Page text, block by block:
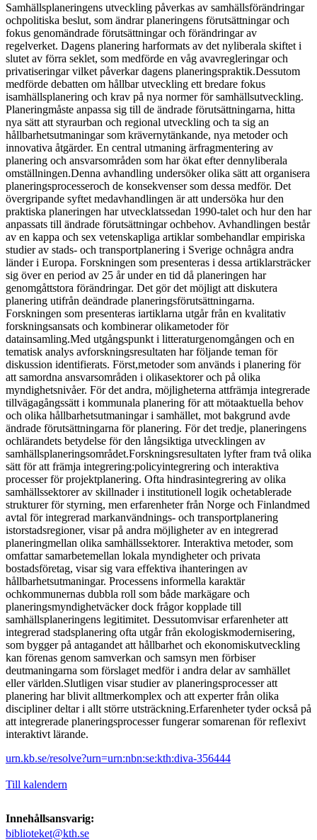
Samhällsplaneringens utveckling påverkas av samhällsförändringar
ochpolitiska beslut, som ändrar planeringens förutsättningar och
fokus genomändrade förutsättningar och förändringar av
regelverket. Dagens planering harformats av det nyliberala skiftet i
slutet av förra seklet, som medförde en våg avavregleringar och
privatiseringar vilket påverkar dagens planeringspraktik.Dessutom
medförde debatten om hållbar utveckling ett bredare fokus
isamhällsplanering och krav på nya normer för samhällsutveckling.
Planeringmåste anpassa sig till de ändrade förutsättningarna, hitta
nya sätt att styraurban och regional utveckling och ta sig an
hållbarhetsutmaningar som krävernytänkande, nya metoder och
innovativa åtgärder. En central utmaning ärfragmentering av
planering och ansvarsområden som har ökat efter dennyliberala
omställningen.Denna avhandling undersöker olika sätt att organisera
planeringsprocesseroch de konsekvenser som dessa medför. Det
övergripande syftet medavhandlingen är att undersöka hur den
praktiska planeringen har utvecklatssedan 1990-talet och hur den har
anpassats till ändrade förutsättningar ochbehov. Avhandlingen består
av en kappa och sex vetenskapliga artiklar sombehandlar empiriska
studier av stads- och transportplanering i Sverige ochnågra andra
länder i Europa. Forskningen som presenteras i dessa artiklarsträcker
sig över en period av 25 år under en tid då planeringen har
genomgåttstora förändringar. Det gör det möjligt att diskutera
planering utifrån deändrade planeringsförutsättningarna.
Forskningen som presenteras iartiklarna utgår från en kvalitativ
forskningsansats och kombinerar olikametoder för
datainsamling.Med utgångspunkt i litteraturgenomgången och en
tematisk analys avforskningsresultaten har följande teman för
diskussion identifierats. Först,metoder som används i planering för
att samordna ansvarsområden i olikasektorer och på olika
myndighetsnivåer. För det andra, möjligheterna attfrämja integrerade
tillvägagångssätt i kommunala planering för att mötaaktuella behov
och olika hållbarhetsutmaningar i samhället, mot bakgrund avde
ändrade förutsättningarna för planering. För det tredje, planeringens
ochlärandets betydelse för den långsiktiga utvecklingen av
samhällsplaneringsområdet.Forskningsresultaten lyfter fram två olika
sätt för att främja integrering:policyintegrering och interaktiva
processer för projektplanering. Ofta hindrasintegrering av olika
samhällssektorer av skillnader i institutionell logik ochetablerade
strukturer för styrning, men erfarenheter från Norge och Finlandmed
avtal för integrerad markanvändnings- och transportplanering
istorstadsregioner, visar på andra möjligheter av en integrerad
planeringmellan olika samhällssektorer. Interaktiva metoder, som
omfattar samarbetemellan lokala myndigheter och privata
bostadsföretag, visar sig vara effektiva ihanteringen av
hållbarhetsutmaningar. Processens informella karaktär
ochkommunernas dubbla roll som både markägare och
planeringsmyndighetväcker dock frågor kopplade till
samhällsplaneringens legitimitet. Dessutomvisar erfarenheter att
integrerad stadsplanering ofta utgår från ekologiskmodernisering,
som bygger på antagandet att hållbarhet och ekonomiskutveckling
kan förenas genom samverkan och samsyn men förbiser
deutmaningarna som förslaget medför i andra delar av samhället
eller världen.Slutligen visar studier av planeringsprocesser att
planering har blivit alltmerkomplex och att experter från olika
discipliner deltar i allt större utsträckning.Erfarenheter tyder också på
att integrerade planeringsprocesser fungerar somarenan för reflexivt
interaktivt lärande.
urn.kb.se/resolve?urn=urn:nbn:se:kth:diva-356444
Till kalendern
Innehållsansvarig:
biblioteket@kth.se